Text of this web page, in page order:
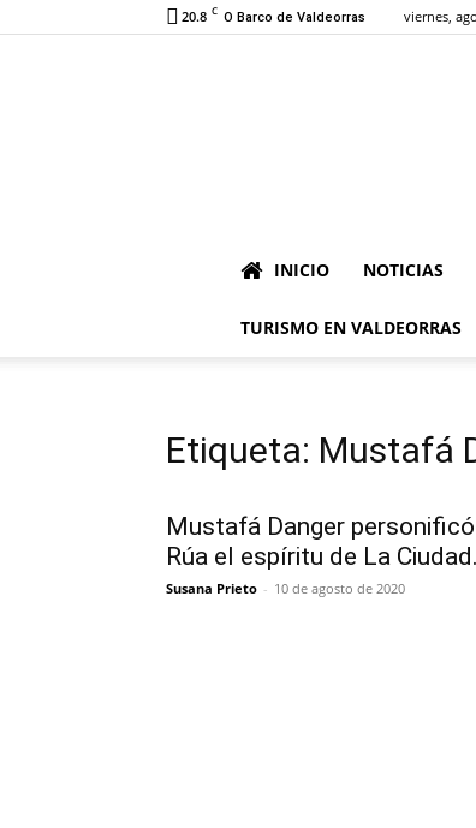
20.8 C O Barco de Valdeorras viernes,
INICIO NOTICIAS
TURISMO EN VALDEORRAS
Etiqueta: Mustafá
Mustafá Danger
Rúa el espíritu de La
Susana Prieto - 10 de agosto de 2020